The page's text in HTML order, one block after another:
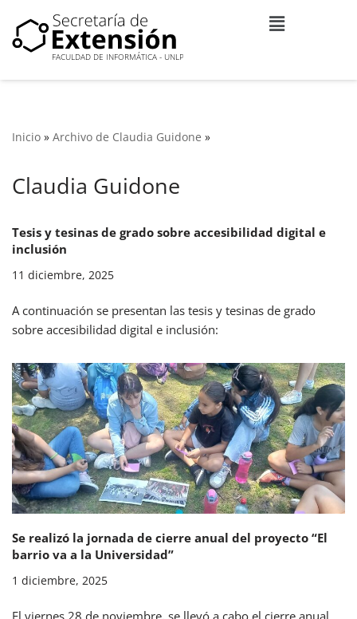
Ir
contenido
Inicio » Archivo de Claudia Guidone »
Claudia Guidone
Tesis y tesinas de grado sobre accesibilidad digital e
inclusión
11 diciembre, 2025
A continuación se presentan las tesis y tesinas de grado
sobre accesibilidad digital e inclusión:
Se realizó la jornada de cierre anual del proyecto “El
barrio va a la Universidad”
1 diciembre, 2025
El viernes 28 de noviembre, se llevó a cabo el cierre anual